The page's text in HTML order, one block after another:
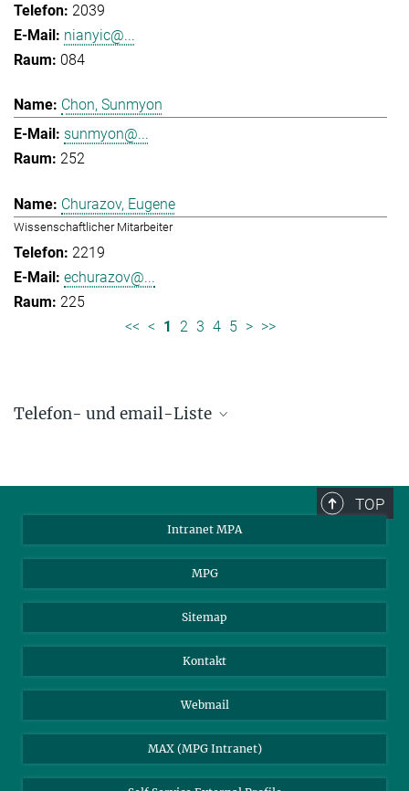
2039
nianyic@...
084
Chon, Sunmyon
sunmyon@...
252
Churazov, Eugene
Wissenschaftlicher Mitarbeiter
2219
echurazov@...
225
<< < 1 2 3 4 5 > >>
Telefon- und email-Liste
85748 Garching, Germany
TOP
Intranet MPA
MPG
Sitemap
Kontakt
Webmail
MAX (MPG Intranet)